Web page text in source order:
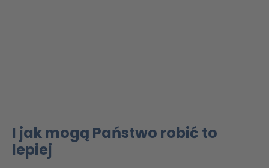
I jak mogą Państwo robić to
lepiej